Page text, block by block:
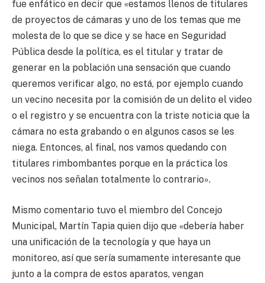
fue enfático en decir que «estamos llenos de titulares
de proyectos de cámaras y uno de los temas que me
molesta de lo que se dice y se hace en Seguridad
Pública desde la política, es el titular y tratar de
generar en la población una sensación que cuando
queremos verificar algo, no está, por ejemplo cuando
un vecino necesita por la comisión de un delito el video
o el registro y se encuentra con la triste noticia que la
cámara no esta grabando o en algunos casos se les
niega. Entonces, al final, nos vamos quedando con
titulares rimbombantes porque en la práctica los
vecinos nos señalan totalmente lo contrario».
Mismo comentario tuvo el miembro del Concejo
Municipal, Martín Tapia quien dijo que «debería haber
una unificación de la tecnología y que haya un
monitoreo, así que sería sumamente interesante que
junto a la compra de estos aparatos, vengan